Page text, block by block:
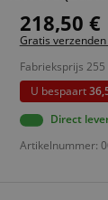
218,50 €
Gratis verzenden
Fabrieksprijs 255
U bespaart
Direct
Artikelnummer: